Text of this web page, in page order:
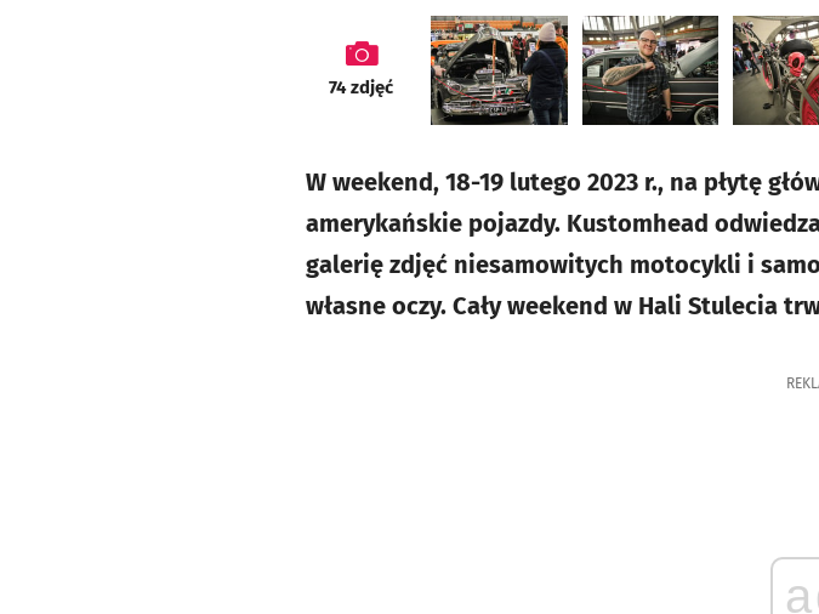
galeria
74zdjęć
W weekend, 18-19 lutego 2023 r., na płytę
amerykańskie pojazdy. Kustomhead
galerię zdjęć niesamowitych motocykli i
własne oczy. Cały weekend w Hali Stulecia